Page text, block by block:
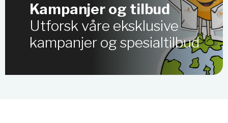
Kampanjer og tilbud
Utforsk våre eksklusive
kampanjer og spesialtilbud